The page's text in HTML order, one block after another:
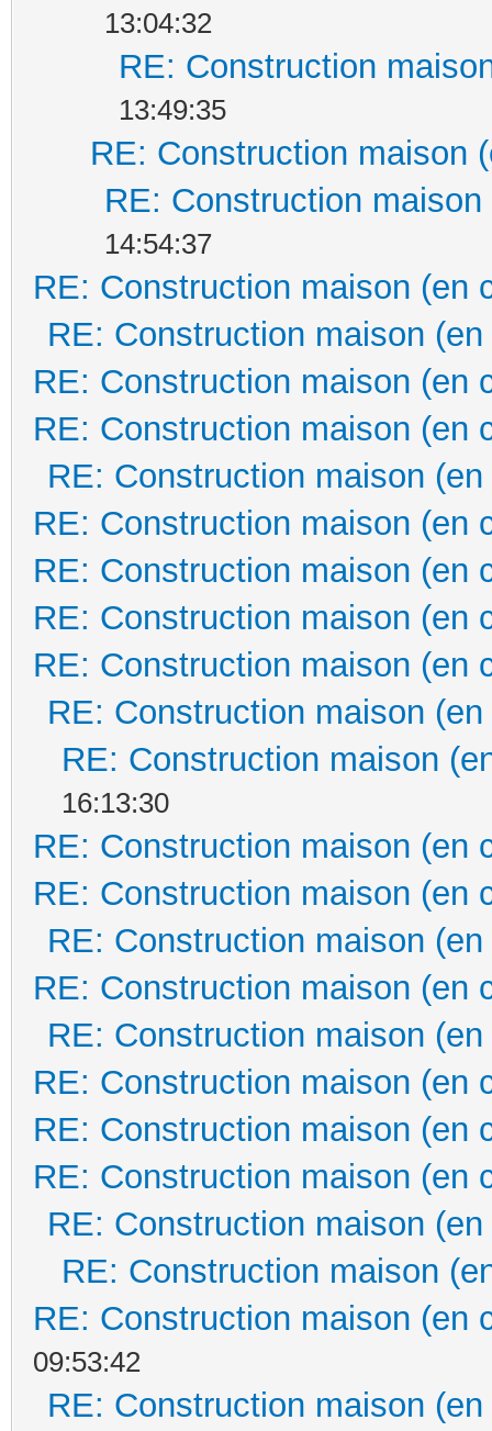
13:04:32
RE: Construction
13:49:35
RE: Construction maison
RE: Construction
14:54:37
RE: Construction maison (en
RE: Construction maison
RE: Construction maison (en
RE: Construction maison (en
RE: Construction maison
RE: Construction maison (en
RE: Construction maison (en
RE: Construction maison (en
RE: Construction maison (en
RE: Construction maison
RE: Construction maison
16:13:30
RE: Construction maison (en
RE: Construction maison (en
RE: Construction maison
RE: Construction maison (en
RE: Construction maison
RE: Construction maison (en
RE: Construction maison (en
RE: Construction maison (en
RE: Construction maison
RE: Construction maison
RE: Construction maison (en
09:53:42
RE: Construction maison